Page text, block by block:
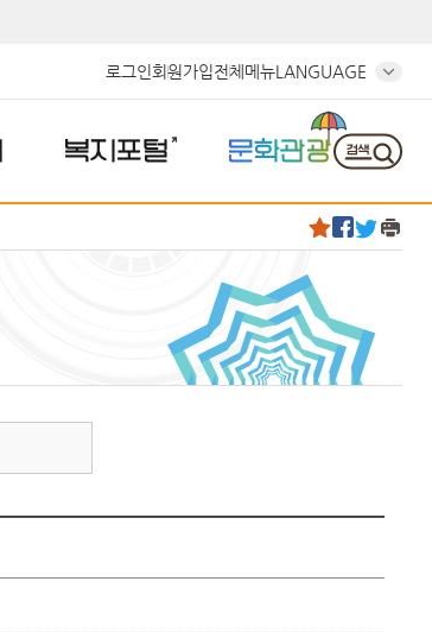
로그인 회원가입전체메뉴LANGUAGE
복지포털 문화관광